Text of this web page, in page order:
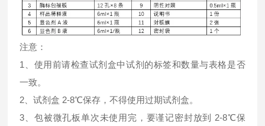
注意：
1、使用前请检查试剂盒中试剂的标签和数量与表格是否
一致。
2、试剂盒 2-8℃保存，不得使用过期试剂盒。
3、包被微孔板单次未使用完，要谨记密封放到 2-8℃保